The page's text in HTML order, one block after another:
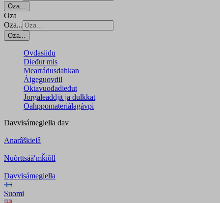
Oza...
Oza
Oza...
Oza...
Ovdasiidu
Dieđut mis
Mearrádusdahkan
Áigeguovdil
Oktavuođadieđut
Jorgaleaddjit ja dulkkat
Oahppomateriálagávpi
Davvisámegiella dav
Anarâškielâ
Nuõrttsääʹmǩiõll
Davvisámegiella
Suomi